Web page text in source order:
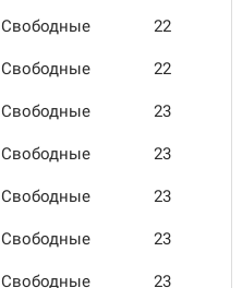
Свободные 22
Свободные 22
Свободные 23
Свободные 23
Свободные 23
Свободные 23
Свободные 23